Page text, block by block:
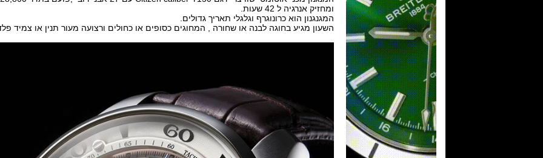
ומחזיק אנרגיה ל 42 שעות.
המגנגנון הוא כרונוגרף וגלגלי תאריך גדולים.
השעון מגיע בחוגה לבנה או שחורה , המחוגים כסופים או כחולים ורצועה מעור תנין או צמיד